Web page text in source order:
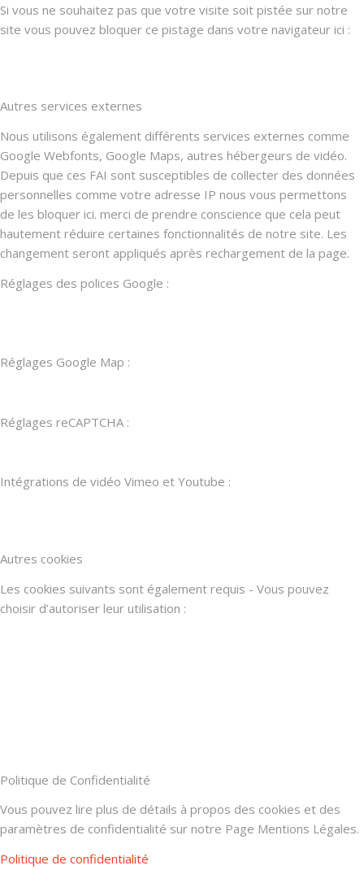
Si vous ne souhaitez pas que votre visite soit pistée sur notre
site vous pouvez bloquer ce pistage dans votre navigateur ici :
Autres services externes
Nous utilisons également différents services externes comme
Google Webfonts, Google Maps, autres hébergeurs de vidéo.
Depuis que ces FAI sont susceptibles de collecter des données
personnelles comme votre adresse IP nous vous permettons
de les bloquer ici. merci de prendre conscience que cela peut
hautement réduire certaines fonctionnalités de notre site. Les
changement seront appliqués après rechargement de la page.
Réglages des polices Google :
Réglages Google Map :
Réglages reCAPTCHA :
Intégrations de vidéo Vimeo et Youtube :
Autres cookies
Les cookies suivants sont également requis - Vous pouvez
choisir d’autoriser leur utilisation :
Politique de Confidentialité
Vous pouvez lire plus de détails à propos des cookies et des
paramètres de confidentialité sur notre Page Mentions Légales.
Politique de confidentialité